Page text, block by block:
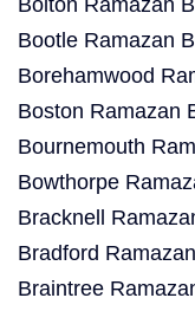
Bolton Ramazan
Bootle Ramazan
Borehamwood
Boston Ramazan
Bournemouth
Bowthorpe
Bracknell
Bradford
Braintree